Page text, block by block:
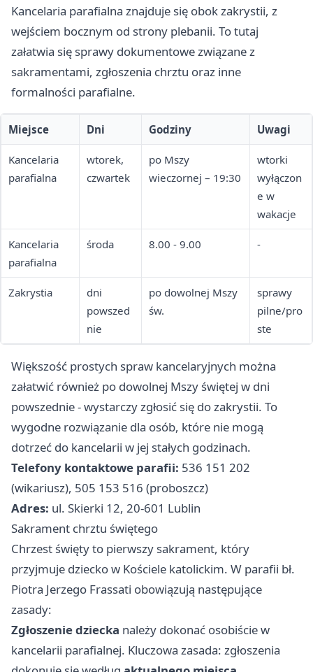
Kancelaria parafialna znajduje się obok zakrystii, z
wejściem bocznym od strony plebanii. To tutaj
załatwia się sprawy dokumentowe związane z
sakramentami, zgłoszenia chrztu oraz inne
formalności parafialne.
Miejsce Dni Godziny Uwagi
Kancelaria
parafialna
wtorek,
czwartek
po Mszy
wieczornej – 19:30
wtorki
wyłączon
e w
wakacje
Kancelaria
parafialna
środa 8.00 - 9.00 -
Zakrystia
dni
powszed
nie
po dowolnej Mszy
św.
sprawy
pilne/pro
ste
Większość prostych spraw kancelaryjnych można
załatwić również po dowolnej Mszy świętej w dni
powszednie - wystarczy zgłosić się do zakrystii. To
wygodne rozwiązanie dla osób, które nie mogą
dotrzeć do kancelarii w jej stałych godzinach.
Telefony kontaktowe parafii: 536 151 202
(wikariusz), 505 153 516 (proboszcz)
Adres: ul. Skierki 12, 20-601 Lublin
Sakrament chrztu świętego
Chrzest święty to pierwszy sakrament, który
przyjmuje dziecko w Kościele katolickim. W parafii bł.
Piotra Jerzego Frassati obowiązują następujące
zasady:
Zgłoszenie dziecka należy dokonać osobiście w
kancelarii parafialnej. Kluczowa zasada: zgłoszenia